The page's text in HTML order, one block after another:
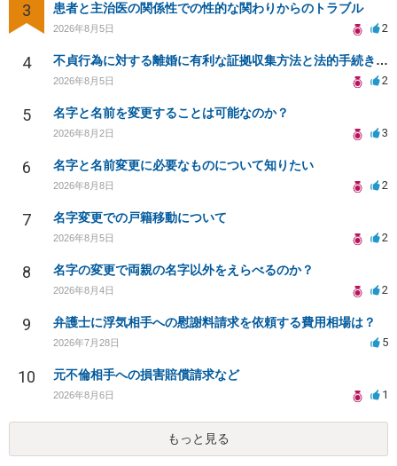
3 患者と主治医の関係性での性的な関わりからのトラブル
2026年8月5日 2
4 不貞行為に対する離婚に有利な証拠収集方法と法的手続きについて
2026年8月5日 2
5 名字と名前を変更することは可能なのか？
2026年8月2日 3
6 名字と名前変更に必要なものについて知りたい
2026年8月8日 2
7 名字変更での戸籍移動について
2026年8月5日 2
8 名字の変更で両親の名字以外をえらべるのか？
2026年8月4日 2
9 弁護士に浮気相手への慰謝料請求を依頼する費用相場は？
2026年7月28日 5
10 元不倫相手への損害賠償請求など
2026年8月6日 1
もっと見る